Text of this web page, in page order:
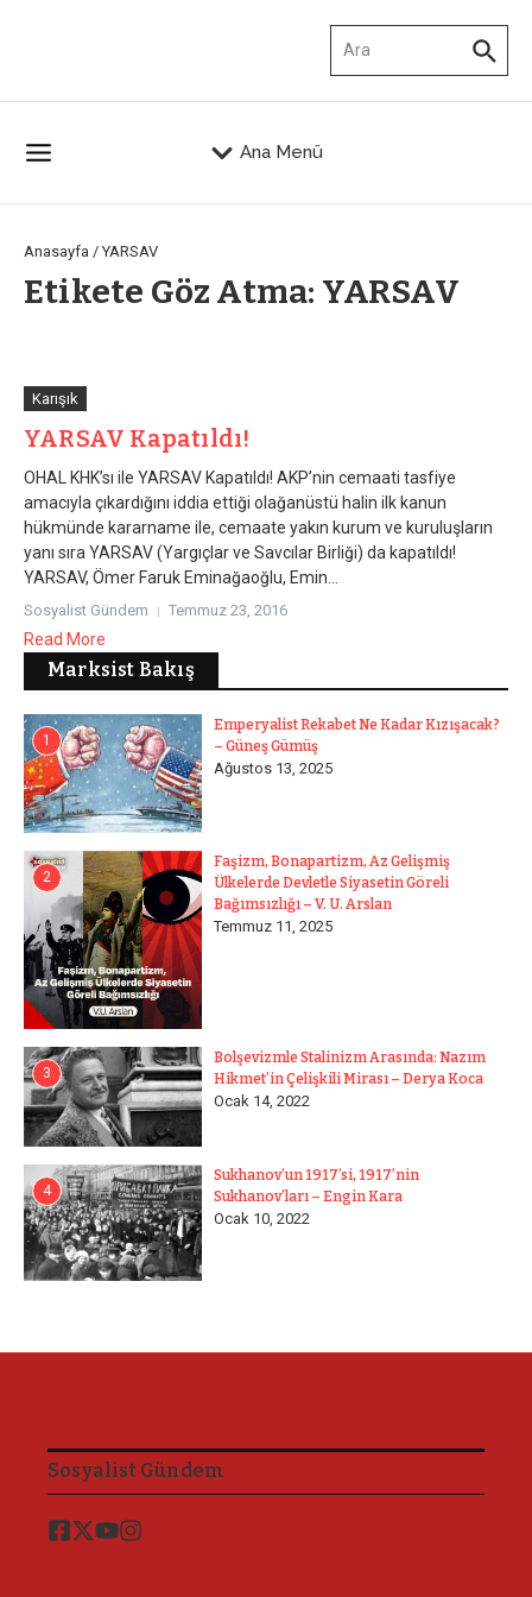
Ana Menü
Anasayfa /YARSAV
Etikete Göz Atma: YARSAV
Karışık
YARSAV Kapatıldı!
OHAL KHK’sı ile YARSAV Kapatıldı! AKP’nin cemaati tasfiye
amacıyla çıkardığını iddia ettiği olağanüstü halin ilk kanun
hükmünde kararname ile, cemaate yakın kurum ve kuruluşların
yanı sıra YARSAV (Yargıçlar ve Savcılar Birliği) da kapatıldı!
YARSAV, Ömer Faruk Eminağaoğlu, Emin...
Sosyalist Gündem Temmuz 23, 2016
Read More
Marksist Bakış
1
Emperyalist Rekabet Ne Kadar Kızışacak?
– Güneş Gümüş
Ağustos 13, 2025
2
Faşizm, Bonapartizm, Az Gelişmiş
Ülkelerde Devletle Siyasetin Göreli
Bağımsızlığı – V. U. Arslan
Temmuz 11, 2025
3
Bolşevizmle Stalinizm Arasında: Nazım
Hikmet’in Çelişkili Mirası – Derya Koca
Ocak 14, 2022
4
Sukhanov’un 1917’si, 1917’nin
Sukhanov’ları – Engin Kara
Ocak 10, 2022
Sosyalist Gündem